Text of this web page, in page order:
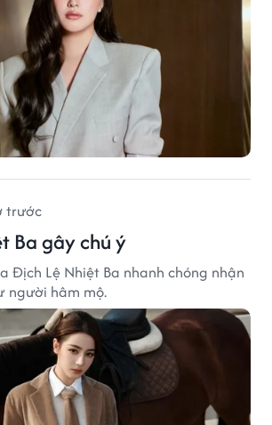
trước
Ba gây chú ý
Địch Lệ Nhiệt Ba nhanh chóng nhận
người hâm mộ.